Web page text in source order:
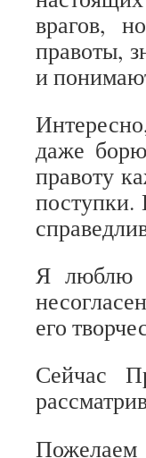
врагов,
правоты,
и
даже
правоту
поступки.
Я люблю
его
Сейчас